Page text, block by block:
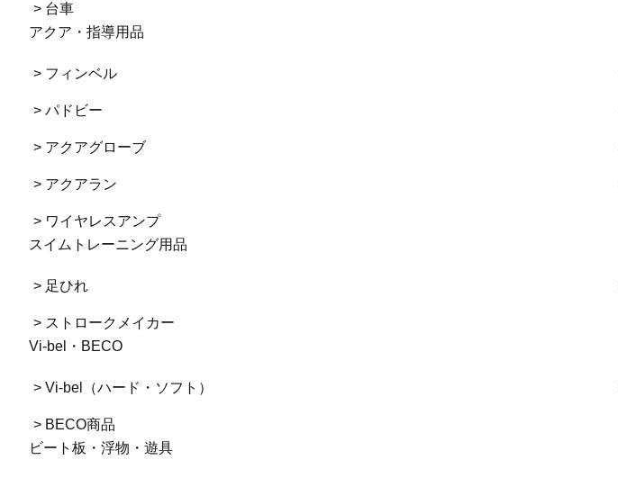
> 台車
アクア・指導用品
> フィンベル
> パドビー
> アクアグローブ
> アクアラン
> ワイヤレスアンプ
スイムトレーニング用品
> 足ひれ
> ストロークメイカー
Vi-bel・BECO
> Vi-bel（ハード・ソフト）
> BECO商品
ビート板・浮物・遊具